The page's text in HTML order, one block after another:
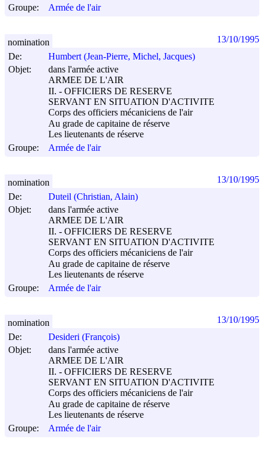
Groupe:
Armée de l'air
De:
Humbert (Jean-Pierre, Michel, Jacques)
Objet:
dans l'armée active
ARMEE DE L'AIR
II. - OFFICIERS DE RESERVE
SERVANT EN SITUATION D'ACTIVITE
Corps des officiers mécaniciens de l'air
Au grade de capitaine de réserve
Les lieutenants de réserve
Groupe:
Armée de l'air
nomination 13/10/1995
De:
Duteil (Christian, Alain)
Objet:
dans l'armée active
ARMEE DE L'AIR
II. - OFFICIERS DE RESERVE
SERVANT EN SITUATION D'ACTIVITE
Corps des officiers mécaniciens de l'air
Au grade de capitaine de réserve
Les lieutenants de réserve
Groupe:
Armée de l'air
nomination 13/10/1995
De:
Desideri (François)
Objet:
dans l'armée active
ARMEE DE L'AIR
II. - OFFICIERS DE RESERVE
SERVANT EN SITUATION D'ACTIVITE
Corps des officiers mécaniciens de l'air
Au grade de capitaine de réserve
Les lieutenants de réserve
Groupe:
Armée de l'air
nomination 13/10/1995